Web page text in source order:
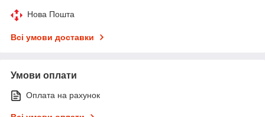
Нова Пошта
Всі умови доставки
Умови оплати
Оплата на рахунок